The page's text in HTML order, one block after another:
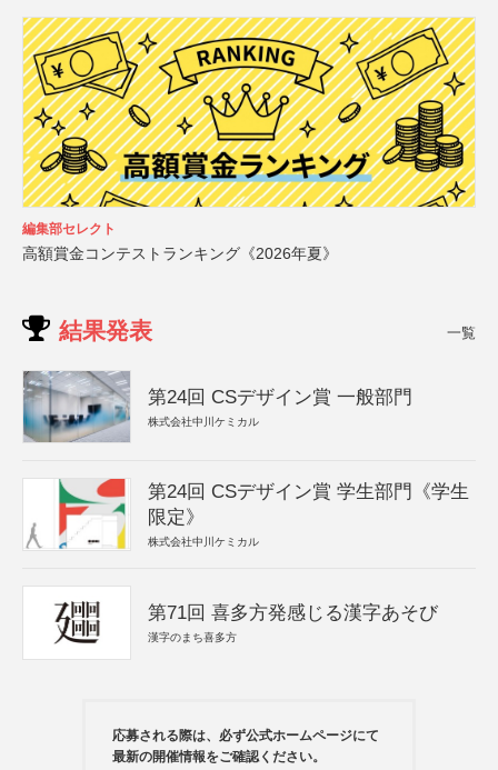
編集部セレクト
高額賞金コンテストランキング《2026年夏》
結果発表 一覧
第24回 CSデザイン賞 一般部門
株式会社中川ケミカル
第24回 CSデザイン賞 学生部門《学生
限定》
株式会社中川ケミカル
第71回 喜多方発感じる漢字あそび
漢字のまち喜多方
応募される際は、必ず公式ホームページにて
最新の開催情報をご確認ください。